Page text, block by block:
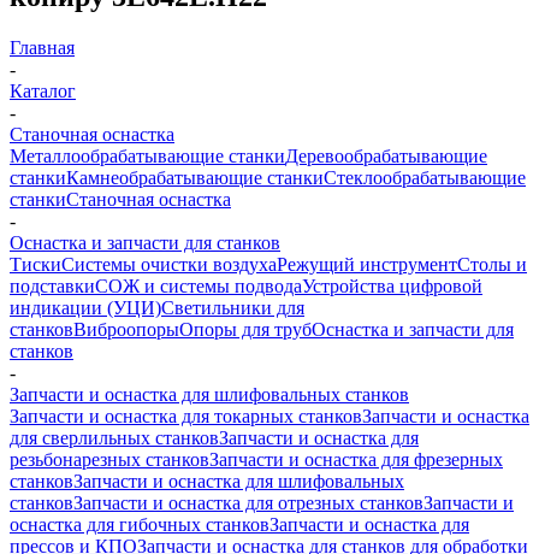
Главная
-
Каталог
-
Станочная оснастка
Металлообрабатывающие станкиДеревообрабатывающие
станкиКамнеобрабатывающие станкиСтеклообрабатывающие
станкиСтаночная оснастка
-
Оснастка и запчасти для станков
ТискиСистемы очистки воздухаРежущий инструментСтолы и
подставкиСОЖ и системы подводаУстройства цифровой
индикации (УЦИ)Светильники для
станковВиброопорыОпоры для трубОснастка и запчасти для
станков
-
Запчасти и оснастка для шлифовальных станков
Запчасти и оснастка для токарных станковЗапчасти и оснастка
для сверлильных станковЗапчасти и оснастка для
резьбонарезных станковЗапчасти и оснастка для фрезерных
станковЗапчасти и оснастка для шлифовальных
станковЗапчасти и оснастка для отрезных станковЗапчасти и
оснастка для гибочных станковЗапчасти и оснастка для
прессов и КПОЗапчасти и оснастка для станков для обработки